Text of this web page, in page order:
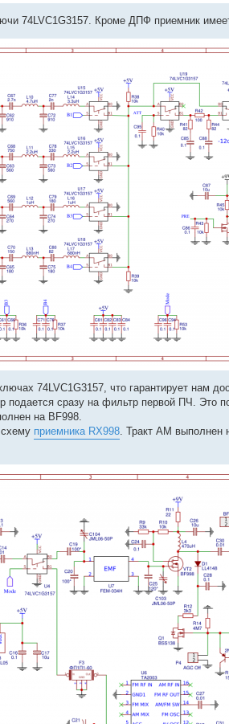
74LVC1G3157. Кроме ДПФ приемник
74LVC1G3157, что гарантирует нам
подается сразу на фильтр первой ПЧ. Это
на BF998.
схему приемника RX998. Тракт АМ выполнен